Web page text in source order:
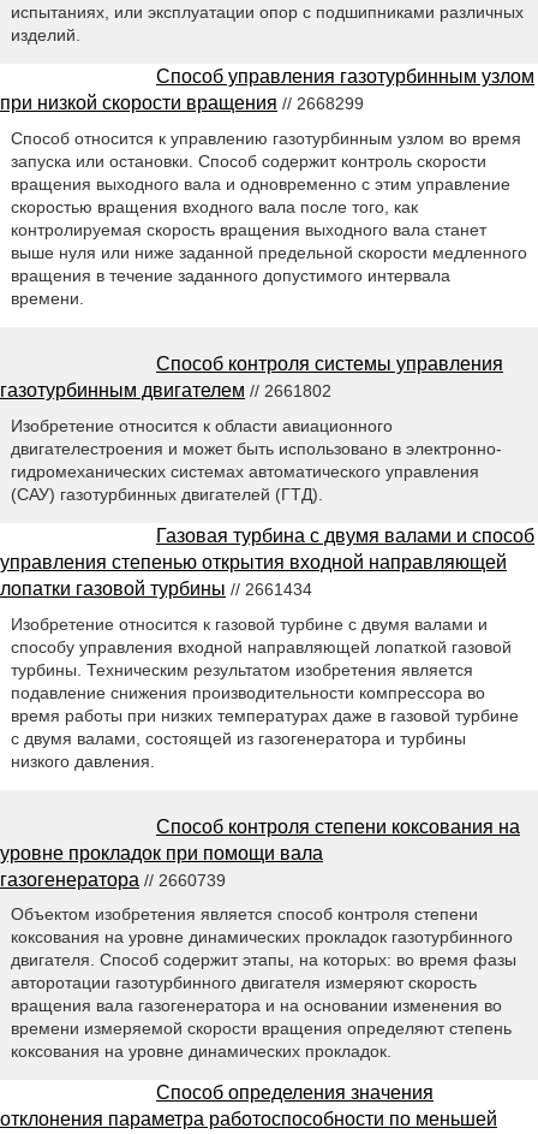
испытаниях, или эксплуатации опор с подшипниками различных
изделий.
Способ управления газотурбинным узлом
при низкой скорости вращения // 2668299
Способ относится к управлению газотурбинным узлом во время
запуска или остановки. Способ содержит контроль скорости
вращения выходного вала и одновременно с этим управление
скоростью вращения входного вала после того, как
контролируемая скорость вращения выходного вала станет
выше нуля или ниже заданной предельной скорости медленного
вращения в течение заданного допустимого интервала
времени.
Способ контроля системы управления
газотурбинным двигателем // 2661802
Изобретение относится к области авиационного
двигателестроения и может быть использовано в электронно-
гидромеханических системах автоматического управления
(САУ) газотурбинных двигателей (ГТД).
Газовая турбина с двумя валами и способ
управления степенью открытия входной направляющей
лопатки газовой турбины // 2661434
Изобретение относится к газовой турбине с двумя валами и
способу управления входной направляющей лопаткой газовой
турбины. Техническим результатом изобретения является
подавление снижения производительности компрессора во
время работы при низких температурах даже в газовой турбине
с двумя валами, состоящей из газогенератора и турбины
низкого давления.
Способ контроля степени коксования на
уровне прокладок при помощи вала
газогенератора // 2660739
Объектом изобретения является способ контроля степени
коксования на уровне динамических прокладок газотурбинного
двигателя. Cпособ содержит этапы, на которых: во время фазы
авторотации газотурбинного двигателя измеряют скорость
вращения вала газогенератора и на основании изменения во
времени измеряемой скорости вращения определяют cтепень
коксования на уровне динамических прокладок.
Способ определения значения
отклонения параметра работоспособности по меньшей